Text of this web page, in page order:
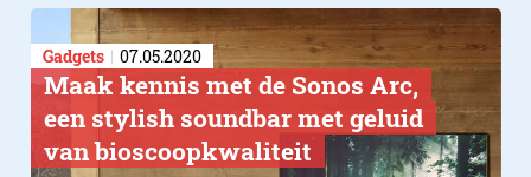
Gadgets 07.05.2020
Maak kennis met de Sonos Arc,
een stylish soundbar met geluid
van bioscoopkwaliteit